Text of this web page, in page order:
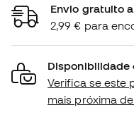
Envio gratuito
2,99 € para
Disponibilidade
Verifica se este
mais próxima